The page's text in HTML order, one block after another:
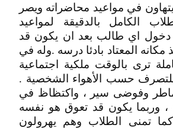
في مواعيد محاضراته ويصر
الكامل بالدقيقة لمواعيد
اي طالب بعد ان يكون قد
المعتاد بادئا درسه .وله في
ترى بالوقت ملكية اجتماعية
للتصرف حسب الأهواء الشخصية .
وفوضى سير ، واكتظاظ في
، وربما يكون قد تعوق هو نفسه
تمنى الطلاب وهم يهرولون